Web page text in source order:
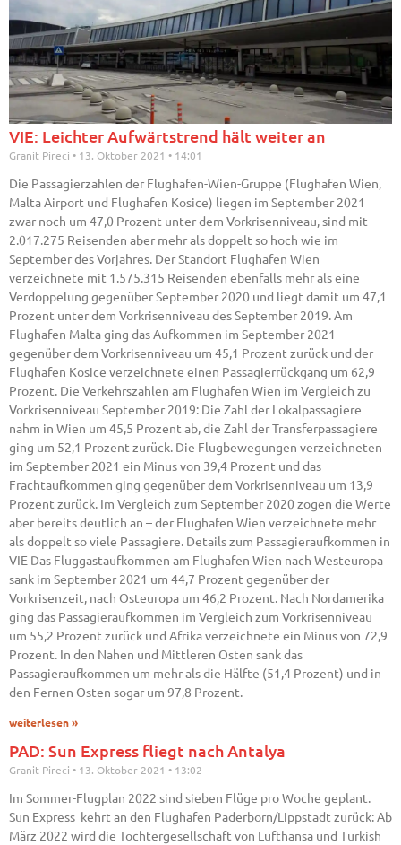
VIE: Leichter Aufwärtstrend hält weiter an
Granit Pireci 13. Oktober 2021 14:01
Die Passagierzahlen der Flughafen-Wien-Gruppe (Flughafen Wien,
Malta Airport und Flughafen Kosice) liegen im September 2021
zwar noch um 47,0 Prozent unter dem Vorkrisenniveau, sind mit
2.017.275 Reisenden aber mehr als doppelt so hoch wie im
September des Vorjahres. Der Standort Flughafen Wien
verzeichnete mit 1.575.315 Reisenden ebenfalls mehr als eine
Verdoppelung gegenüber September 2020 und liegt damit um 47,1
Prozent unter dem Vorkrisenniveau des September 2019. Am
Flughafen Malta ging das Aufkommen im September 2021
gegenüber dem Vorkrisenniveau um 45,1 Prozent zurück und der
Flughafen Kosice verzeichnete einen Passagierrückgang um 62,9
Prozent. Die Verkehrszahlen am Flughafen Wien im Vergleich zu
Vorkrisenniveau September 2019: Die Zahl der Lokalpassagiere
nahm in Wien um 45,5 Prozent ab, die Zahl der Transferpassagiere
ging um 52,1 Prozent zurück. Die Flugbewegungen verzeichneten
im September 2021 ein Minus von 39,4 Prozent und das
Frachtaufkommen ging gegenüber dem Vorkrisenniveau um 13,9
Prozent zurück. Im Vergleich zum September 2020 zogen die Werte
aber bereits deutlich an – der Flughafen Wien verzeichnete mehr
als doppelt so viele Passagiere. Details zum Passagieraufkommen in
VIE Das Fluggastaufkommen am Flughafen Wien nach Westeuropa
sank im September 2021 um 44,7 Prozent gegenüber der
Vorkrisenzeit, nach Osteuropa um 46,2 Prozent. Nach Nordamerika
ging das Passagieraufkommen im Vergleich zum Vorkrisenniveau
um 55,2 Prozent zurück und Afrika verzeichnete ein Minus von 72,9
Prozent. In den Nahen und Mittleren Osten sank das
Passagieraufkommen um mehr als die Hälfte (51,4 Prozent) und in
den Fernen Osten sogar um 97,8 Prozent.
weiterlesen »
PAD: Sun Express fliegt nach Antalya
Granit Pireci 13. Oktober 2021 13:02
Im Sommer-Flugplan 2022 sind sieben Flüge pro Woche geplant.
Sun Express kehrt an den Flughafen Paderborn/Lippstadt zurück: Ab
März 2022 wird die Tochtergesellschaft von Lufthansa und Turkish